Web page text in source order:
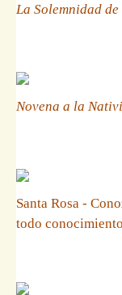
La Solemnidad
Novena a la
Santa Rosa -
todo conocimiento